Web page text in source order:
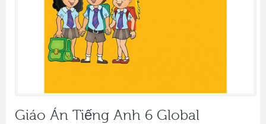
Giáo Án Tiếng Anh 6 Global